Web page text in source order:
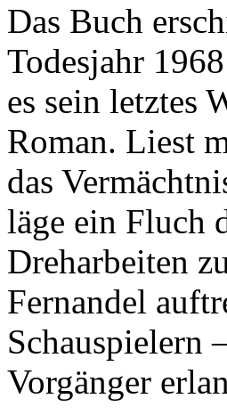
Das Buch
Todesjahr
es sein letztes
Roman. Liest
das
läge ein Fluch
Dreharbeiten
Fernandel
Schauspielern
Vorgänger